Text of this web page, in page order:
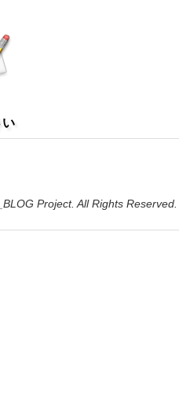
い
Project. All Rights Reserved.